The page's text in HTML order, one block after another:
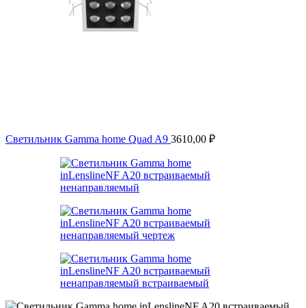
Светильник Gamma home Quad A9 3610,00 ₽